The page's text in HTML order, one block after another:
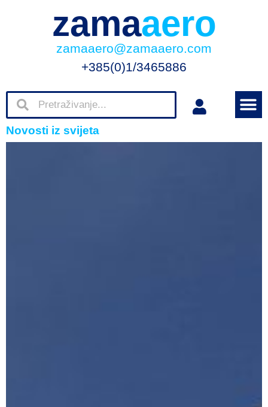
zamaaero
zamaaero@zamaaero.com
+385(0)1/3465886
Novosti iz svijeta